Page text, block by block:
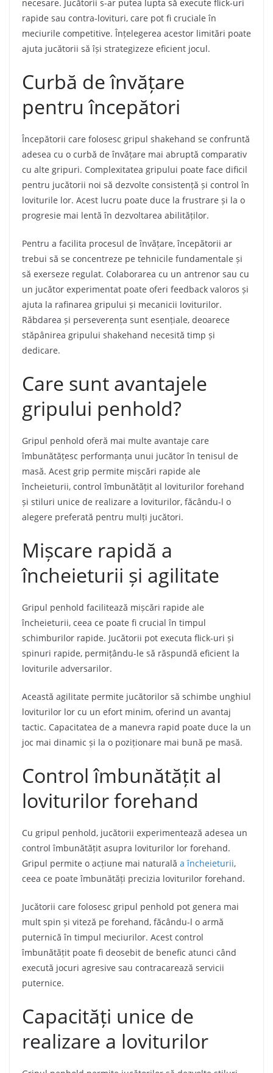
necesare. Jucătorii s-ar putea lupta să execute flick-uri
rapide sau contra-lovituri, care pot fi cruciale în
meciurile competitive. Înțelegerea acestor limitări poate
ajuta jucătorii să își strategizeze eficient jocul.
Curbă de învățare
pentru începători
Începătorii care folosesc gripul shakehand se confruntă
adesea cu o curbă de învățare mai abruptă comparativ
cu alte gripuri. Complexitatea gripului poate face dificil
pentru jucătorii noi să dezvolte consistență și control în
loviturile lor. Acest lucru poate duce la frustrare și la o
progresie mai lentă în dezvoltarea abilităților.
Pentru a facilita procesul de învățare, începătorii ar
trebui să se concentreze pe tehnicile fundamentale și
să exerseze regulat. Colaborarea cu un antrenor sau cu
un jucător experimentat poate oferi feedback valoros și
ajuta la rafinarea gripului și mecanicii loviturilor.
Răbdarea și perseverența sunt esențiale, deoarece
stăpânirea gripului shakehand necesită timp și
dedicare.
Care sunt avantajele
gripului penhold?
Gripul penhold oferă mai multe avantaje care
îmbunătățesc performanța unui jucător în tenisul de
masă. Acest grip permite mișcări rapide ale
încheieturii, control îmbunătățit al loviturilor forehand
și stiluri unice de realizare a loviturilor, făcându-l o
alegere preferată pentru mulți jucători.
Mișcare rapidă a
încheieturii și agilitate
Gripul penhold facilitează mișcări rapide ale
încheieturii, ceea ce poate fi crucial în timpul
schimburilor rapide. Jucătorii pot executa flick-uri și
spinuri rapide, permițându-le să răspundă eficient la
loviturile adversarilor.
Această agilitate permite jucătorilor să schimbe unghiul
loviturilor lor cu un efort minim, oferind un avantaj
tactic. Capacitatea de a manevra rapid poate duce la un
joc mai dinamic și la o poziționare mai bună pe masă.
Control îmbunătățit al
loviturilor forehand
Cu gripul penhold, jucătorii experimentează adesea un
control îmbunătățit asupra loviturilor lor forehand.
Gripul permite o acțiune mai naturală a încheieturii,
ceea ce poate îmbunătăți precizia loviturilor forehand.
Jucătorii care folosesc gripul penhold pot genera mai
mult spin și viteză pe forehand, făcându-l o armă
puternică în timpul meciurilor. Acest control
îmbunătățit poate fi deosebit de benefic atunci când
execută jocuri agresive sau contracarează servicii
puternice.
Capacități unice de
realizare a loviturilor